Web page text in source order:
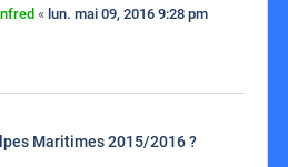
« lun. mai 09, 2016 9:28 pm
Maritimes 2015/2016 ?